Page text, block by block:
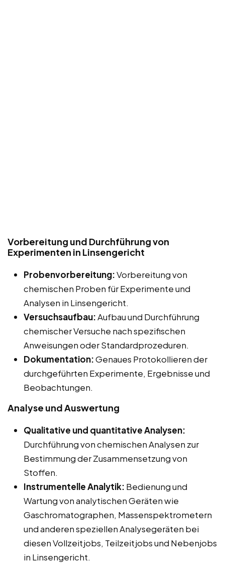
Vorbereitung und Durchführung von
Experimenten in Linsengericht
Probenvorbereitung:Vorbereitung von
chemischen Proben für Experimente und
Analysen in Linsengericht.
Versuchsaufbau:Aufbau und Durchführung
chemischer Versuche nach spezifischen
Anweisungen oder Standardprozeduren.
Dokumentation:Genaues Protokollieren der
durchgeführten Experimente, Ergebnisse und
Beobachtungen.
Analyse und Auswertung
Qualitative und quantitative Analysen:
Durchführung von chemischen Analysen zur
Bestimmung der Zusammensetzung von
Stoffen.
Instrumentelle Analytik: Bedienung und
Wartung von analytischen Geräten wie
Gaschromatographen, Massenspektrometern
und anderen speziellen Analysegeräten bei
diesen Vollzeitjobs, Teilzeitjobs und Nebenjobs
in Linsengericht.